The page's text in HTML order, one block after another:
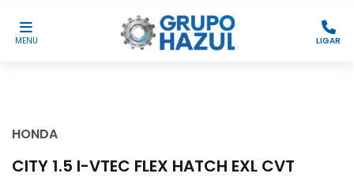
MENU LIGAR
HONDA
CITY 1.5 I-VTEC FLEX HATCH EXL CVT